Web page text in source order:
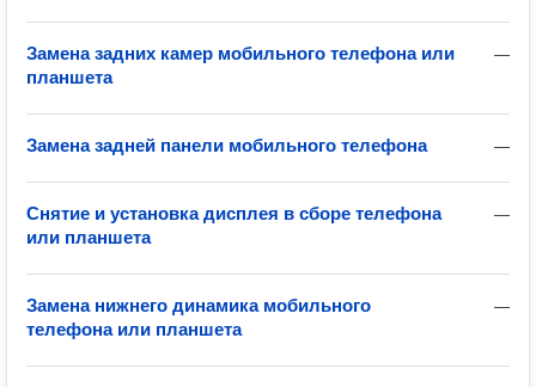
—
Замена задних камер мобильного телефона или
планшета
—
Замена задней панели мобильного телефона
—
Снятие и установка дисплея в сборе телефона
или планшета
—
Замена нижнего динамика мобильного
телефона или планшета